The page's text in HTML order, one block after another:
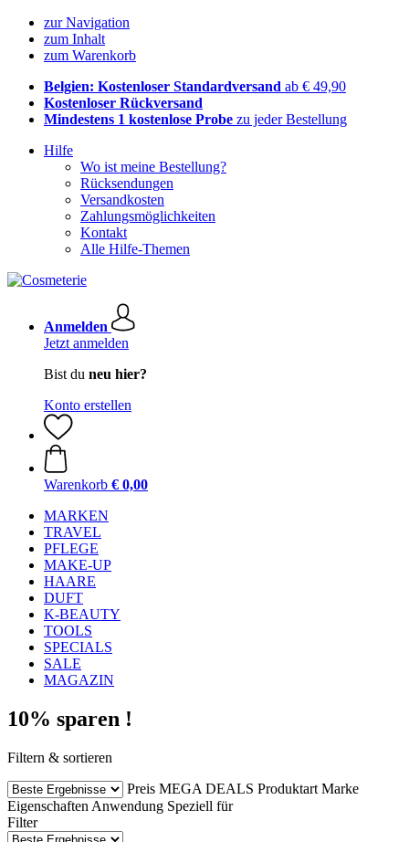
zur Navigation
zum Inhalt
zum Warenkorb
Belgien: Kostenloser Standardversand ab € 49,90
Kostenloser Rückversand
Mindestens 1 kostenlose Probe zu jeder Bestellung
Hilfe
Wo ist meine Bestellung?
Rücksendungen
Versandkosten
Zahlungsmöglichkeiten
Kontakt
Alle Hilfe-Themen
Anmelden
Jetzt anmelden
Bist du neu hier?
Konto erstellen
Warenkorb € 0,00
MARKEN
TRAVEL
PFLEGE
MAKE-UP
HAARE
DUFT
K-BEAUTY
TOOLS
SPECIALS
SALE
MAGAZIN
10% sparen !
Filtern & sortieren
Preis MEGA DEALS Produktart Marke
Eigenschaften Anwendung Speziell für
Filter